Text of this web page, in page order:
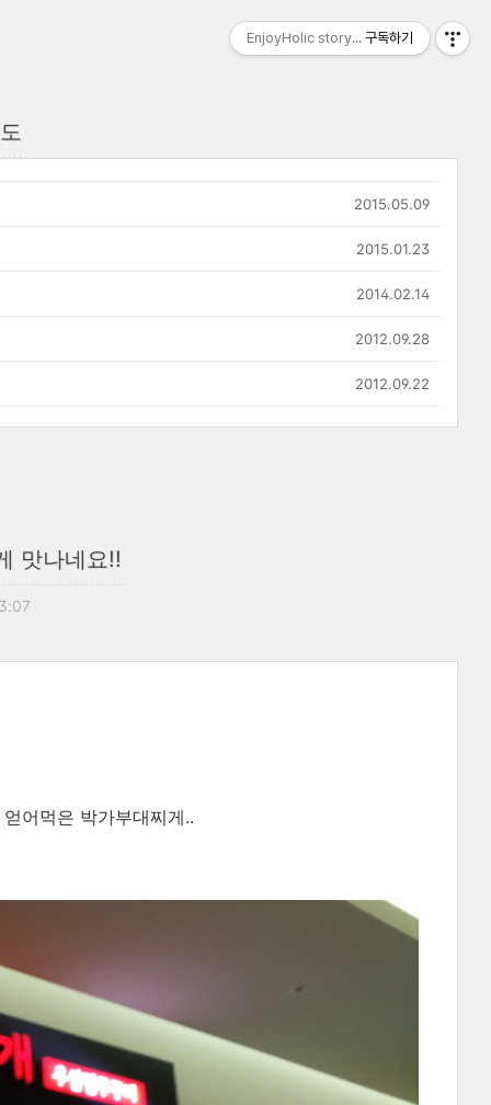
2015.05.09
2015.01.23
2014.02.14
2012.09.28
2012.09.22
맛나네요!!
어먹은 박가부대찌게..
EnjoyHolic story... 구독하기